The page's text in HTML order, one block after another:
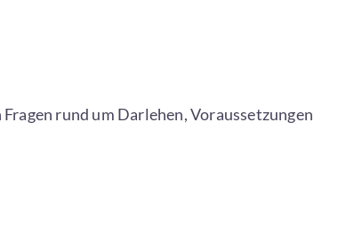
rund um Darlehen, Voraussetzungen